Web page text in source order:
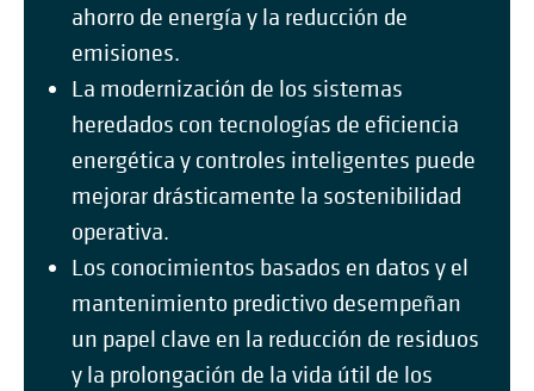
ahorro de energía y la reducción de
emisiones.
La modernización de los sistemas
heredados con tecnologías de eficiencia
energética y controles inteligentes puede
mejorar drásticamente la sostenibilidad
operativa.
Los conocimientos basados en datos y el
mantenimiento predictivo desempeñan
un papel clave en la reducción de residuos
y la prolongación de la vida útil de los